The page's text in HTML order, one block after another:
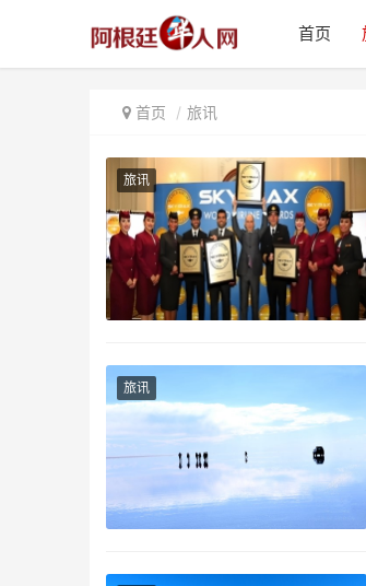
首页
首页 旅讯
旅讯
旅讯